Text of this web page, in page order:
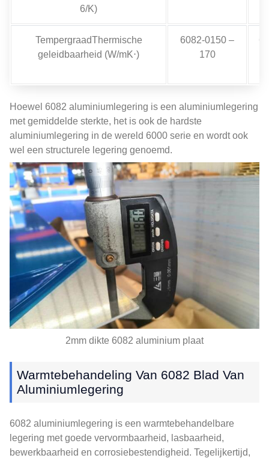
6/K)
TempergraadThermische
geleidbaarheid (W/mK⋅)
6082-0150 –
170
Hoewel 6082 aluminiumlegering is een aluminiumlegering
met gemiddelde sterkte, het is ook de hardste
aluminiumlegering in de wereld 6000 serie en wordt ook
wel een structurele legering genoemd.
2mm dikte 6082 aluminium plaat
Warmtebehandeling Van 6082 Blad Van
Aluminiumlegering
6082 aluminiumlegering is een warmtebehandelbare
legering met goede vervormbaarheid, lasbaarheid,
bewerkbaarheid en corrosiebestendigheid. Tegelijkertijd,